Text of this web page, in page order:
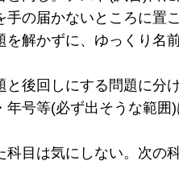
の届かないところに置こ
解かずに、ゆっくり名
後回しにする問題に分け
号等(必ず出そうな範囲
目は気にしない。次の